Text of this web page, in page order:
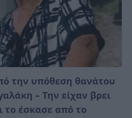
την υπόθεση θανάτου
– Την είχαν βρει
το έσκασε από το